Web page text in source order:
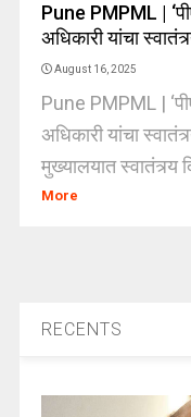
Pune PMPML |
अधिकारी यांचा
August 16, 2025
Pune PMPML |
अधिकारी यांचा
मुख्यालयात स्वातंत्र्य
More
RECENTS